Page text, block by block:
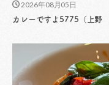
2026年08月05日
カレーですよ5775（上野